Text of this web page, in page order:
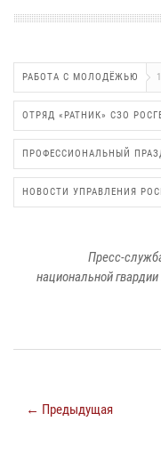
РАБОТА С МОЛОДЁЖЬЮ
ОТРЯД «РАТНИК» СЗО
ПРОФЕССИОНАЛЬНЫЙ
НОВОСТИ УПРАВЛЕНИЯ
Пресс-
национальной
← Предыдущая